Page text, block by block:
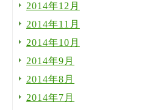
2014年12月
2014年11月
2014年10月
2014年9月
2014年8月
2014年7月